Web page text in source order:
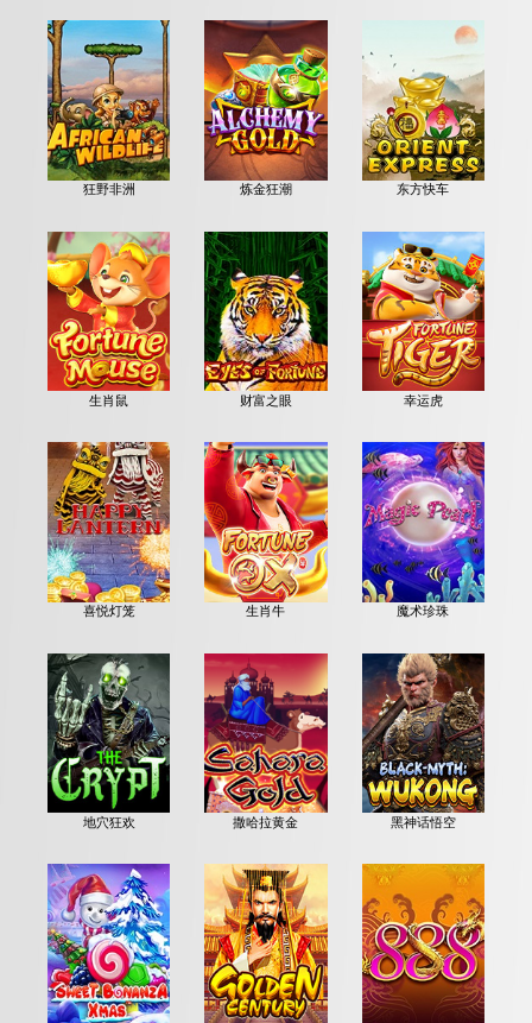
狂野非洲 炼金狂潮 东方快车
生肖鼠 财富之眼 幸运虎
喜悦灯笼 生肖牛 魔术珍珠
地穴狂欢 撒哈拉黄金 黑神话悟空